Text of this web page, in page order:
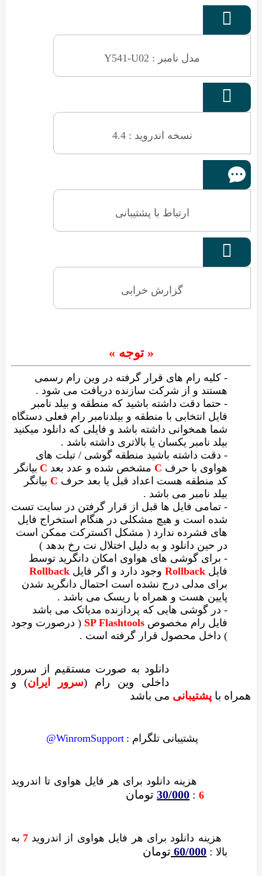

مدل نامبر : Y541-U02

نسخه اندروید : 4.4
ارتباط با پشتیبانی

گزارش خرابی
« توجه »
- کلیه رام های قرار گرفته در وین رام رسمی
هستند و از شرکت سازنده دریافت می شود .
- حتما دقت داشته باشید که منطقه و بیلد نامبر
فایل انتخابی با منطقه و بیلدنامبر رام فعلی دستگاه
شما همخوانی داشته باشد و فایلی که دانلود میکنید
بیلد نامبر یکسان یا بالاتری داشته باشد .
- دقت داشته باشید منطقه گوشی / تبلت های
هواوی با حرف C مشخص شده و عدد بعد C بیانگر
کد منطقه هست اعداد قبل یا بعد حرف Cبیانگر
بیلد نامبر می باشد .
- تمامی فایل ها قبل از قرار گرفتن در سایت تست
شده است و هیچ مشکلی در هنگام استخراج فایل
های فشرده ندارد ( مشکل اکسترکت ممکن است
در حین دانلود و به دلیل اختلال نت رخ بدهد )
- برای گوشی های هواوی امکان دانگرید توسط
فایل Rollbackوجود دارد و اگر فایل Rollback
برای مدلی درج نشده است احتمال دانگرید شدن
پایین هست و همراه با ریسک می باشد .
- در گوشی هایی که پردازنده مدیاتک می باشد
فایل رام مخصوص SP Flashtools ( درصورت وجود
) داخل محصول قرار گرفته است .
دانلود به صورت مستقیم از سرور
داخلی وین رام (سرور ایران) و
همراه با پشتیبانی می باشد
پشتیبانی تلگرام : WinromSupport@
هزینه دانلود برای هر فایل هواوی تا اندروید
6
:
30/000تومان
هزینه دانلود برای هر فایل هواوی از اندروید7 به
بالا :
60/000 تومان